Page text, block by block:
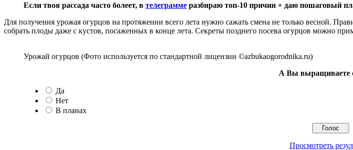
Если твоя рассада часто болеет, в телеграмме разбираю топ-10 причин + даю пошаговый
Для получения урожая огурцов на протяжении всего лета нужно сажать смена не только весной.
собрать плоды даже с кустов, посаженных в конце лета. Секреты позднего посева огурцов можно
Урожай огурцов (Фото используется по стандартной лицензии ©azbukaogorodnika.ru)
А Вы выращиваете
Да
Нет
В планах
Просмотреть